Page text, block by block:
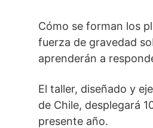
Cómo se forman los
fuerza de gravedad
aprenderán a
El taller, diseñado y
de Chile, desplegará
presente año.